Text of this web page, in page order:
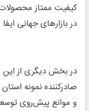
کیفیت ممتاز
در بازارهای جهانی
در بخش دیگری از
صادرکننده نمونه
و موانع پیش‌روی